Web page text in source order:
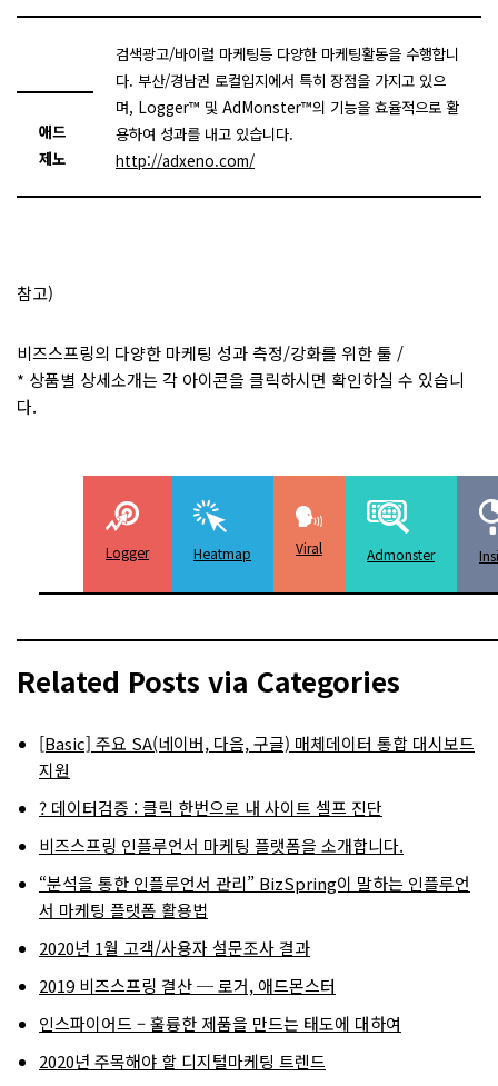
검색광고/바이럴 마케팅등 다양한 마케팅활동을 수행합니
다. 부산/경남권 로컬입지에서 특히 장점을 가지고 있으
며, Logger™ 및 AdMonster™의 기능을 효율적으로 활
용하여 성과를 내고 있습니다.
http://adxeno.com/
애드
제노
참고)
비즈스프링의 다양한 마케팅 성과 측정/강화를 위한 툴 /
* 상품별 상세소개는 각 아이콘을 클릭하시면 확인하실 수 있습니
다.
Logger Heatmap Viral Admonster
Related Posts via Categories
[Basic] 주요 SA(네이버, 다음, 구글) 매체데이터 통합 대시보드
지원
? 데이터검증 : 클릭 한번으로 내 사이트 셀프 진단
비즈스프링 인플루언서 마케팅 플랫폼을 소개합니다.
“분석을 통한 인플루언서 관리” BizSpring이 말하는 인플루언
서 마케팅 플랫폼 활용법
2020년 1월 고객/사용자 설문조사 결과
2019 비즈스프링 결산 ─ 로거, 애드몬스터
인스파이어드 – 훌륭한 제품을 만드는 태도에 대하여
2020년 주목해야 할 디지털마케팅 트렌드